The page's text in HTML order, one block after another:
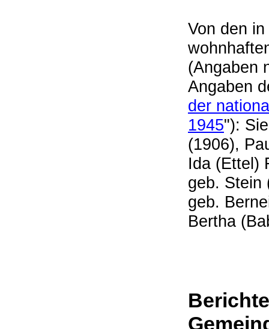
Von den
(Angaben
Angaben
der
1945"):
(1906),
Ida (Ettel)
geb. Stein
geb.
Bertha